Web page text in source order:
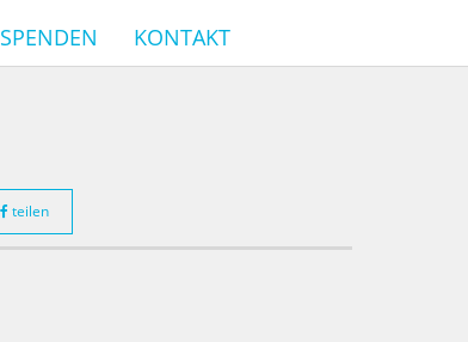
SPENDEN KONTAKT
teilen